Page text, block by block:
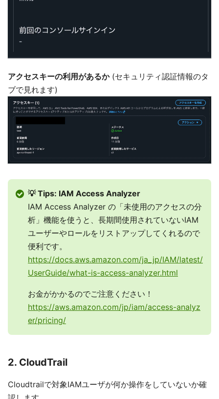
アクセスキーの利用があるか(セキュリティ認証情報のタ
ブで見れます)
💡 Tips: IAM Access Analyzer
IAM Access Analyzer の「未使用のアクセスの分
析」機能を使うと、長期間使用されていないIAM
ユーザーやロールをリストアップしてくれるので
便利です。
https://docs.aws.amazon.com/ja_jp/IAM/latest/
UserGuide/what-is-access-analyzer.html
お金がかかるのでご注意ください！
https://aws.amazon.com/jp/iam/access-analyz
er/pricing/
2. CloudTrail
Cloudtrailで対象IAMユーザが何か操作をしていないか確